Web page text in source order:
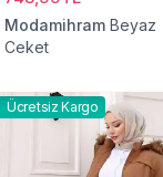
Modamihram Beyaz
Ceket
Ücretsiz Kargo